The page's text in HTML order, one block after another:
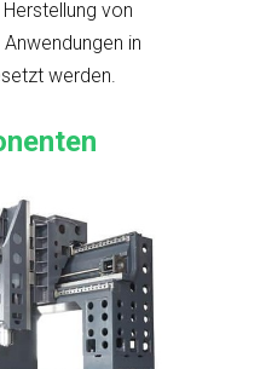
von
in
werden.